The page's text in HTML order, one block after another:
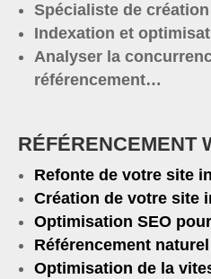
Spécialiste de
Indexation et
Analyser la
référencement…
RÉFÉRENCEMENT
Refonte de votre site
Création de votre site
Optimisation SEO
Référencement
Optimisation de la